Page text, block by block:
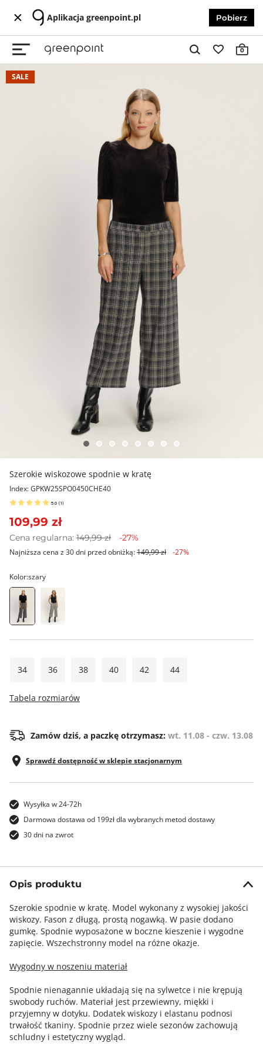
Aplikacja greenpoint.pl Pobierz
0
SALE
Szerokie wiskozowe spodnie w kratę
Index: GPKW25SPO0450CHE40
5.0 (1 )
109,99 zł
Cena regularna: 149,99 zł -27%
Najniższa cena z 30 dni przed obniżką:149,99 zł -27%
Kolor:szary
34 36 38 40 42 44
Tabela rozmiarów
Zamów dziś, a paczkę otrzymasz: wt. 11.08 - czw. 13.08
Sprawdź dostępność w sklepie stacjonarnym
Wysyłka w 24-72h
Darmowa dostawa od 199zł dla wybranych metod dostawy
30 dni na zwrot
Opis produktu
Szerokie spodnie w kratę. Model wykonany z wysokiej jakości
wiskozy. Fason z długą, prostą nogawką. W pasie dodano
gumkę. Spodnie wyposażone w boczne kieszenie i wygodne
zapięcie. Wszechstronny model na różne okazje.
Wygodny w noszeniu materiał
Spodnie nienagannie układają się na sylwetce i nie krępują
swobody ruchów. Materiał jest przewiewny, miękki i
przyjemny w dotyku. Dodatek wiskozy i elastanu podnosi
trwałość tkaniny. Spodnie przez wiele sezonów zachowują
schludny i estetyczny wygląd.